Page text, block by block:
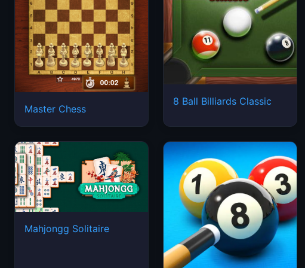
Master Chess
8 Ball Billiards Classic
Mahjongg Solitaire